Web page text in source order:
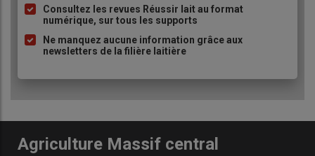
Consultez les revues Réussir lait au format
numérique, sur tous les supports
Ne manquez aucune information grâce aux
newsletters de la filière laitière
Agriculture Massif central